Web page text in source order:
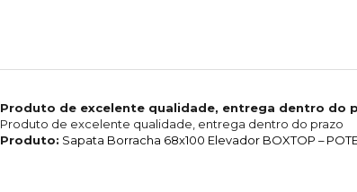
Produto de excelente qualidade, entrega dentro do
Produto de excelente qualidade, entrega dentro do prazo
Produto: Sapata Borracha 68x100 Elevador BOXTOP –